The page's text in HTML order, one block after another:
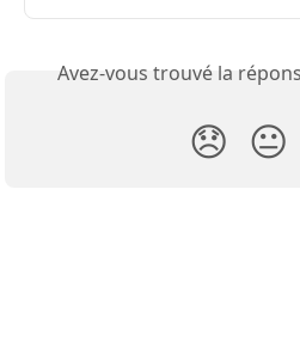
Avez-vous trouvé la
😞 😐